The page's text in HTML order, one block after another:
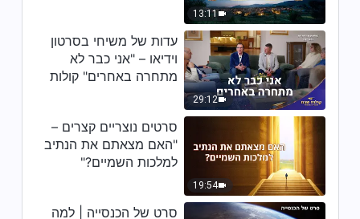
9:53
דבר אלוהים היומי: חשיפת
שחיתותה של האנושות – מובאה
332
6:20
דבר אלוהים היומי: חשיפת
שחיתותה של האנושות – מובאה
333
דבר אלוהים היומי: חשיפת
שחיתותה של האנושות – מובאה
13:11
29:12
עדות של משיחי בסרטון
וידיאו – "אני כבר לא
מתחרה באחרים" קולות
19:54
סרטים נוצריים קצרים –
"האם מצאתם את הנתיב
למלכות השמיים?"
סרט של הכנסייה | למה